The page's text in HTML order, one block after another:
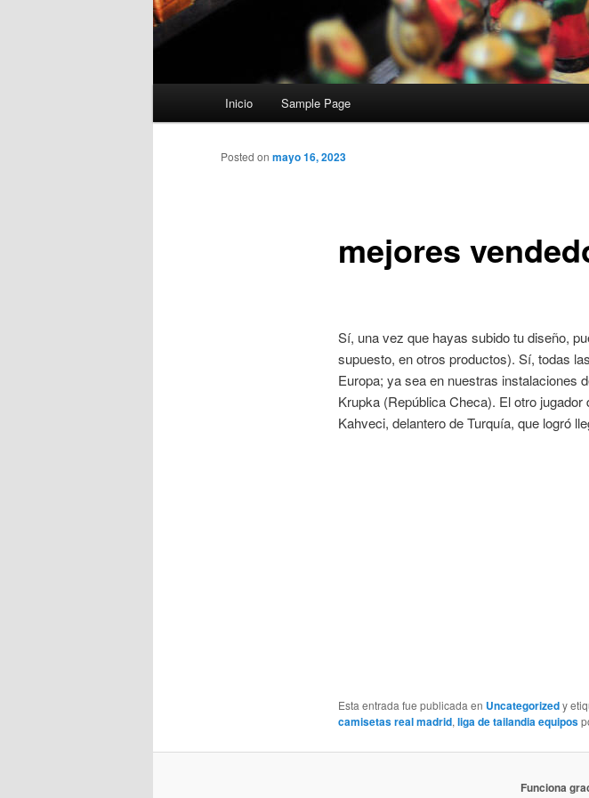
Inicio Sample Page
mejores
Posted on mayo 16, 2023
Sí, una vez que hayas subido tu diseño,
supuesto, en otros productos). Sí, todas
Europa; ya sea en nuestras instalaciones
Krupka (República Checa). El otro
Kahveci, delantero de Turquía, que logró
Esta entrada fue publicada en Uncategorizedy
camisetas real madrid,liga de tailandia equipos
Funciona